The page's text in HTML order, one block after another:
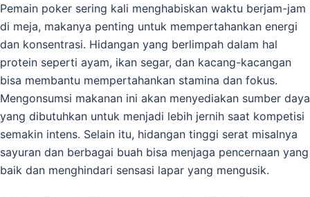
Pemain poker sering kali menghabiskan waktu berjam-jam
di meja, makanya penting untuk mempertahankan energi
dan konsentrasi. Hidangan yang berlimpah dalam hal
protein seperti ayam, ikan segar, dan kacang-kacangan
bisa membantu mempertahankan stamina dan fokus.
Mengonsumsi makanan ini akan menyediakan sumber daya
yang dibutuhkan untuk menjadi lebih jernih saat kompetisi
semakin intens. Selain itu, hidangan tinggi serat misalnya
sayuran dan berbagai buah bisa menjaga pencernaan yang
baik dan menghindari sensasi lapar yang mengusik.